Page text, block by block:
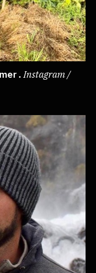
.Instagram /